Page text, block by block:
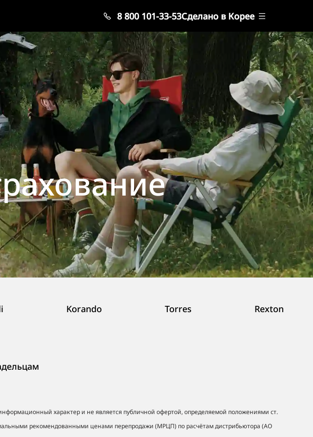
8 800 101-33-53Сделано в Корее
Korando Torres Rexton
характер и не является публичной офертой, определяемой положениями ст.
рекомендованными ценами перепродажи (МРЦП) по расчётам дистрибьютора (АО